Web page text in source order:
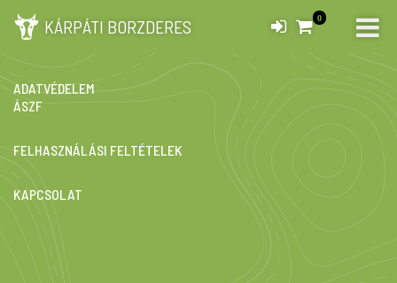
KÁRPÁTI BORZDERES 0
IMPRESSZUM
ADATVÉDELEM
ÁSZF
FELHASZNÁLÁSI FELTÉTELEK
KAPCSOLAT